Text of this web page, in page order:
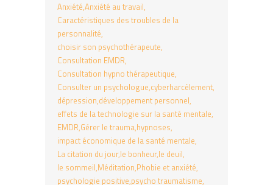
Anxiété Anxiété au travail
Caractéristiques des troubles de la
personnalité
choisir son psychothérapeute
Consultation EMDR
Consultation hypno thérapeutique
Consulter un psychologue cyberharcèlement
dépression développement personnel
effets de la technologie sur la santé mentale
EMDR Gérer le trauma hypnoses
impact économique de la santé mentale
La citation du jour le bonheur le deuil
le sommeil Méditation Phobie et anxiété
psychologie positive psycho traumatisme